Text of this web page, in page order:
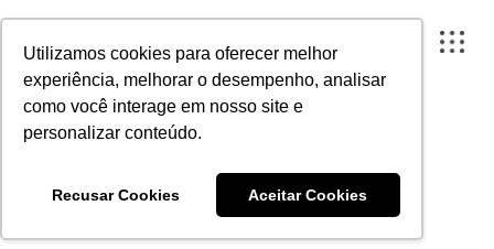
Utilizamos cookies para oferecer melhor
experiência, melhorar o desempenho, analisar
como você interage em nosso site e
personalizar conteúdo.
Recusar Cookies Aceitar Cookies
A ARTESANO
Quais são os impactos da
construção civil no meio
ambiente?
Publicado em 7 de março de 2022